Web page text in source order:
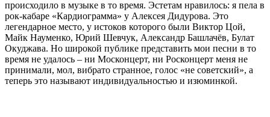
происходило в музыке в то время. Эстетам нравилось: я пела в
рок-кабаре «Кардиограмма» у Алексея Дидурова. Это
легендарное место, у истоков которого были Виктор Цой,
Майк Науменко, Юрий Шевчук, Александр Башлачёв, Булат
Окуджава. Но широкой публике представить мои песни в то
время не удалось – ни Москонцерт, ни Росконцерт меня не
принимали, мол, вибрато странное, голос «не советский», а
теперь это называют индивидуальностью и изюминкой.